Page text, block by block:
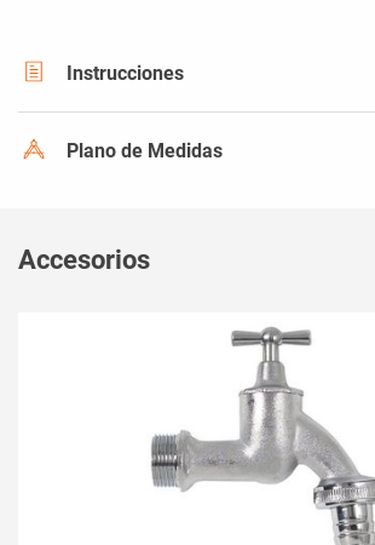
Instrucciones
Plano de Medidas
Accesorios